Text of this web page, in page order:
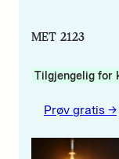
MET 2123
Tilgjengelig for
Prøv gratis ->